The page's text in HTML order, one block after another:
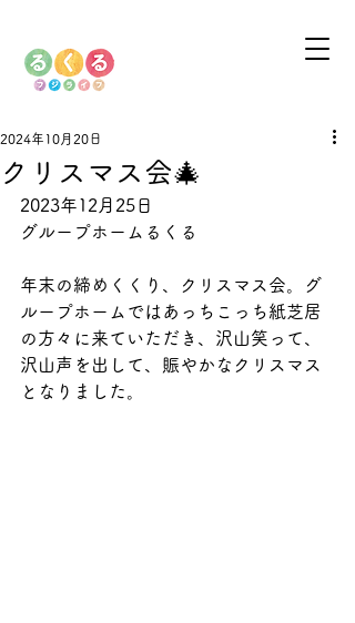
クリスマス会🎄
2024年10月20日
2023年12月25日
グループホームるくる
年末の締めくくり、クリスマス会。グ
ループホームではあっちこっち紙芝居
の方々に来ていただき、沢山笑って、
沢山声を出して、賑やかなクリスマス
となりました。